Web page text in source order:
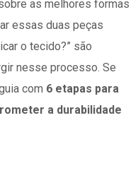
as melhores formas
essas duas peças
o tecido?” são
nesse processo. Se
com 6 etapas para
a durabilidade